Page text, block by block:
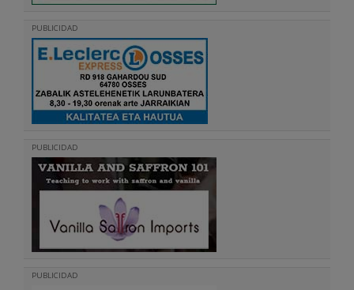
PUBLICIDAD
PUBLICIDAD
PUBLICIDAD